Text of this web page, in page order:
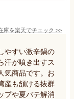
庫を楽天でチェック >>
やすい激辛鍋の
汗が噴き出すス
気商品です。お
産も頷ける抜群
プや夏バテ解消